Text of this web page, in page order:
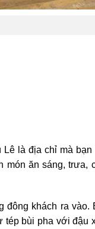
là địa chỉ mà
ăn sáng, trưa,
đông khách ra
bùi pha với đậu